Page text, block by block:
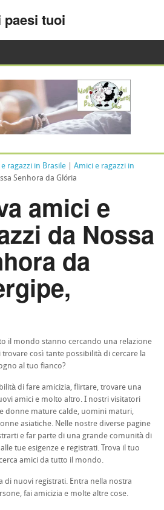
paesi tuoi
ragazzi in Brasile
Amici e ragazzi in
Senhora da Glória
amici e
da Nossa
da
il mondo stanno cercando una relazione
così tante possibilità di cercare la
al tuo fianco?
di fare amicizia, flirtare, trovare una
amici e molto altro. I nostri visitatori
donne mature calde, uomini maturi,
asiatiche. Nelle nostre diverse pagine
e far parte di una grande comunità di
tue esigenze e registrati. Trova il tuo
amici da tutto il mondo.
di nuovi registrati. Entra nella nostra
fai amicizia e molte altre cose.